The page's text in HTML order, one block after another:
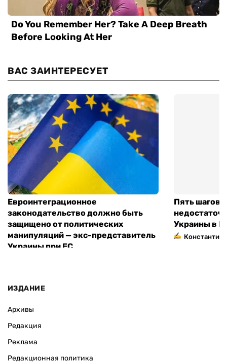
ВАС ЗАИНТЕРЕСУЕТ
Евроинтеграционное
законодательство должно быть
защищено от политических
манипуляций — экс-представитель
Украины при ЕС
Пять шагов
Украины в
Константин
ИЗДАНИЕ
Архивы
Редакция
Реклама
Редакционная политика